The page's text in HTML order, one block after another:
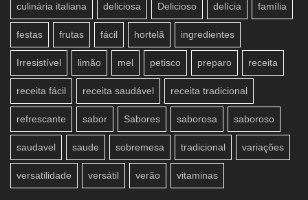
culinária italiana deliciosa Delicioso delícia família
festas frutas fácil hortelã ingredientes
Irresistível limão mel petisco preparo receita
receita fácil receita saudável receita tradicional
refrescante sabor Sabores saborosa saboroso
saudavel saude sobremesa tradicional variações
versatilidade versátil verão vitaminas